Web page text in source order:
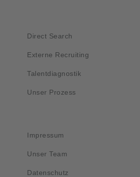
Direct Search
Externe Recruiting
Talentdiagnostik
Unser Prozess
Impressum
Unser Team
Datenschutz